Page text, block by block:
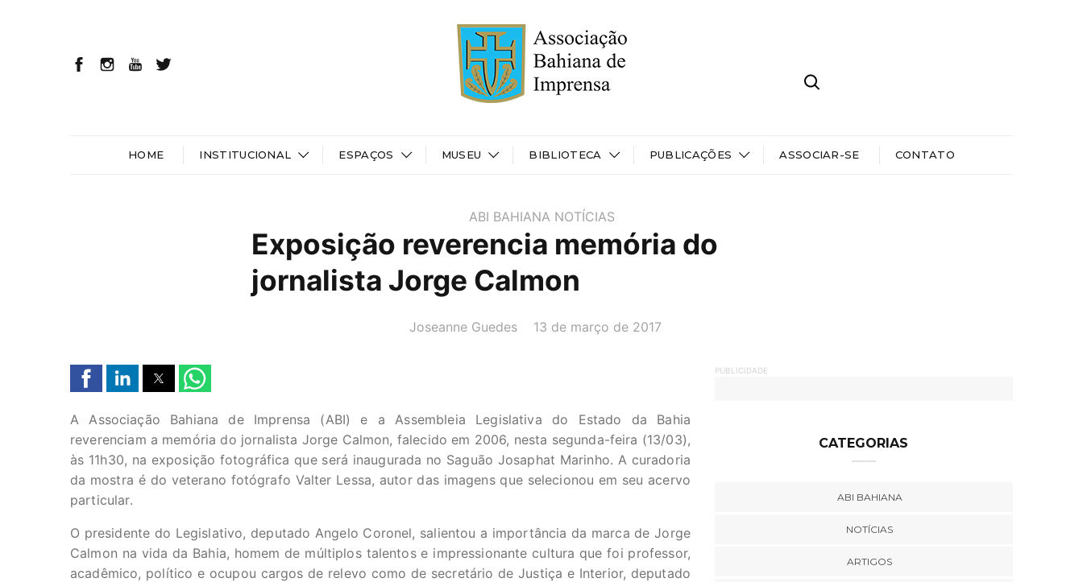
HOME INSTITUCIONAL ESPAÇOS MUSEU BIBLIOTECA PUBLICAÇÕES ASSOCIAR-SE CONTATO
ABI BAHIANA NOTÍCIAS
Exposição reverencia memória do
jornalista Jorge Calmon
AUTOR(A):
Joseanne Guedes DATA:
13 de março de 2017
A Associação Bahiana de Imprensa (ABI) e a Assembleia Legislativa do Estado da Bahia
reverenciam a memória do jornalista Jorge Calmon, falecido em 2006, nesta segunda-feira (13/03),
às 11h30, na exposição fotográfica que será inaugurada no Saguão Josaphat Marinho. A curadoria
da mostra é do veterano fotógrafo Valter Lessa, autor das imagens que selecionou em seu acervo
particular.
O presidente do Legislativo, deputado Angelo Coronel, salientou a importância da marca de Jorge
Calmon na vida da Bahia, homem de múltiplos talentos e impressionante cultura que foi professor,
acadêmico, político e ocupou cargos de relevo como de secretário de Justiça e Interior, deputado
PUBLICIDADE
CATEGORIAS
ABI BAHIANA
NOTÍCIAS
ARTIGOS